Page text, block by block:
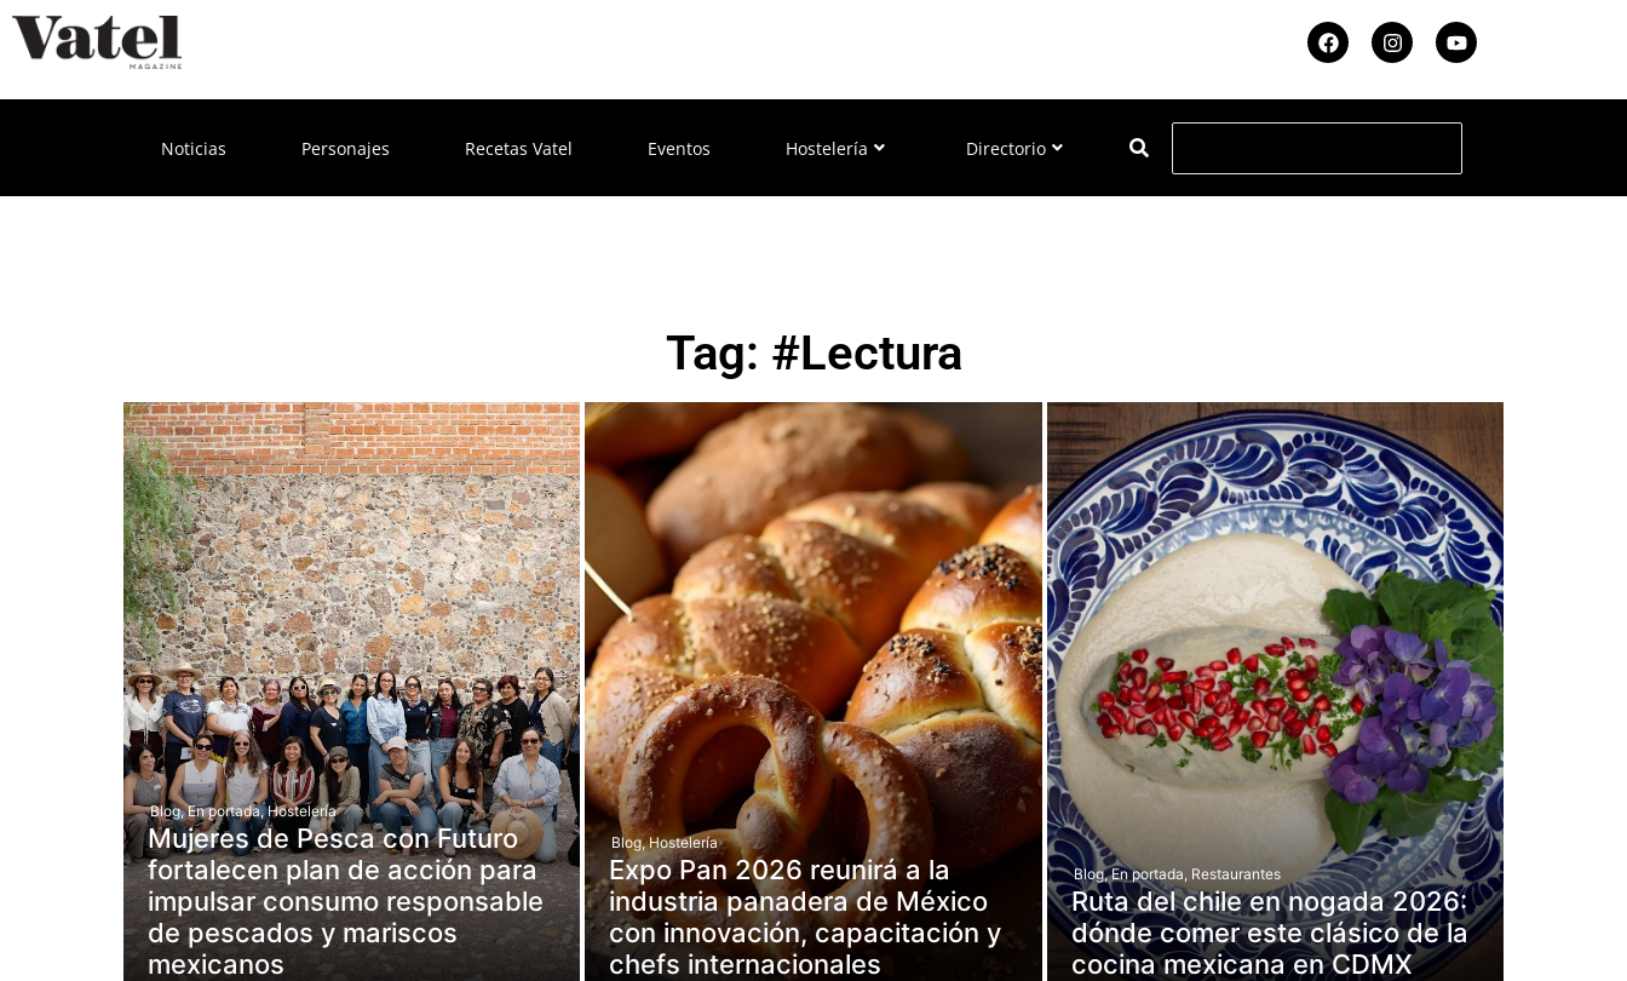
Noticias Personajes Recetas Vatel Eventos Hostelería Directorio
Tag: #Lectura
Blog, En portada, Hostelería
Mujeres de Pesca con Futuro
fortalecen plan de acción para
impulsar consumo responsable
de pescados y mariscos
mexicanos
Blog, Hostelería
Expo Pan 2026 reunirá a la
industria panadera de México
con innovación, capacitación y
chefs internacionales
Blog, En portada, Restaurantes
Ruta del chile en nogada 2026:
dónde comer este clásico de la
cocina mexicana en CDMX